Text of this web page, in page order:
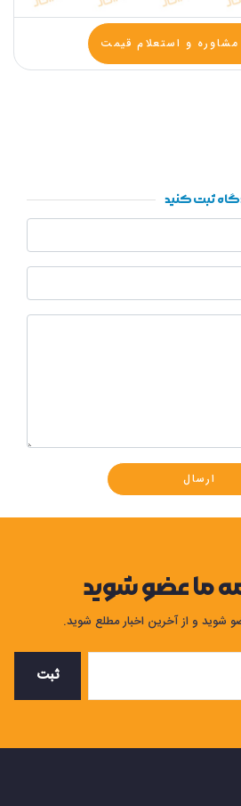
و استعلام قیمت
ثبت کنید
ارسال
ما عضو شوید
شوید و از آخرین اخبار مطلع شوید.
ثبت